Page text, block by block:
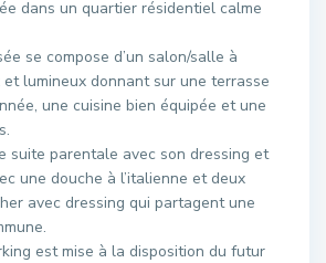
dans un quartier résidentiel calme
se compose d’un salon/salle à
lumineux donnant sur une terrasse
une cuisine bien équipée et une
suite parentale avec son dressing et
une douche à l’italienne et deux
avec dressing qui partagent une
est mise à la disposition du futur